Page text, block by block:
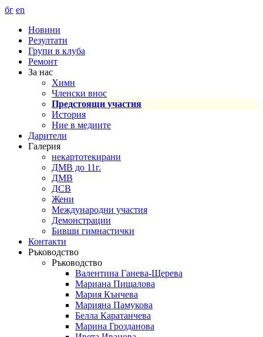
бг en
Новини
Резултати
Групи в клуба
Ремонт
За нас
Химн
Членски внос
Предстоящи участия
История
Ние в медиите
Дарители
Галерия
некартотекирани
ДМВ до 11г.
ДМВ
ДСВ
Жени
Международни участия
Демонстрации
Бивши гимнастички
Контакти
Ръководство
Ръководство
Валентина Ганева-Щерева
Мариана Пищалова
Мария Кънчева
Марияна Памукова
Белла Каратанчева
Марина Грозданова